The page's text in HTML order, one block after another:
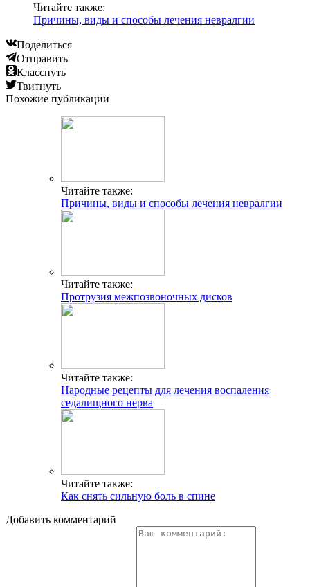
Читайте также:
Причины, виды и способы лечения невралгии
Поделиться
Отправить
Класснуть
Твитнуть
Похожие публикации
Читайте также:
Причины, виды и способы лечения невралгии
Читайте также:
Протрузия межпозвоночных дисков
Читайте также:
Народные рецепты для лечения воспаления
седалищного нерва
Читайте также:
Как снять сильную боль в спине
Добавить комментарий